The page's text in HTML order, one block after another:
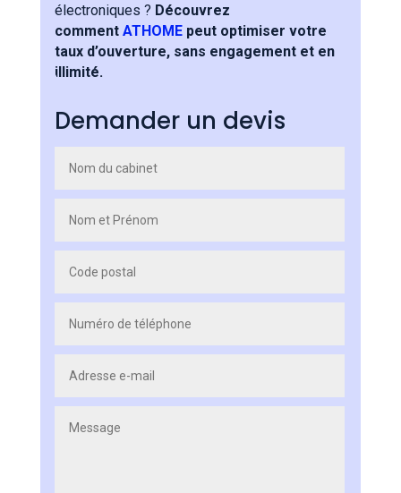
électroniques ? Découvrez
comment ATHOMEpeut optimiser votre
taux d’ouverture, sans engagement et en
illimité.
Demander un devis